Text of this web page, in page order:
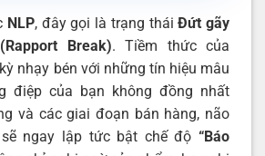
NLP, đây gọi là trạng tháiĐứt gãy
Break). Tiềm thức của
nhạy bén với những tín hiệu mâu
điệp của bạn không đồng nhất
và các giai đoạn bán hàng, não
ngay lập tức bật chế độ “Báo